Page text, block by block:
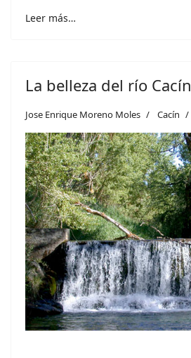
Leer más…
La belleza del río Cacín
Jose Enrique Moreno Moles Cacín